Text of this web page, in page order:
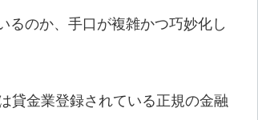
るのか、手口が複雑かつ巧妙化し
貸金業登録されている正規の金融